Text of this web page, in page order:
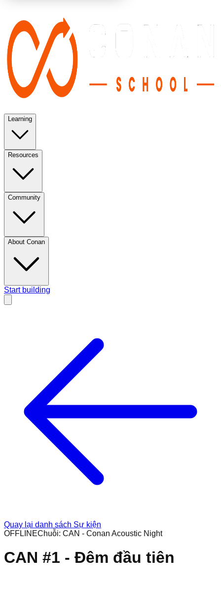
Learning
Resources
Community
About Conan
Start building
Quay lại danh sách Sự kiện
OFFLINEChuỗi: CAN - Conan Acoustic Night
CAN #1 - Đêm đầu tiên